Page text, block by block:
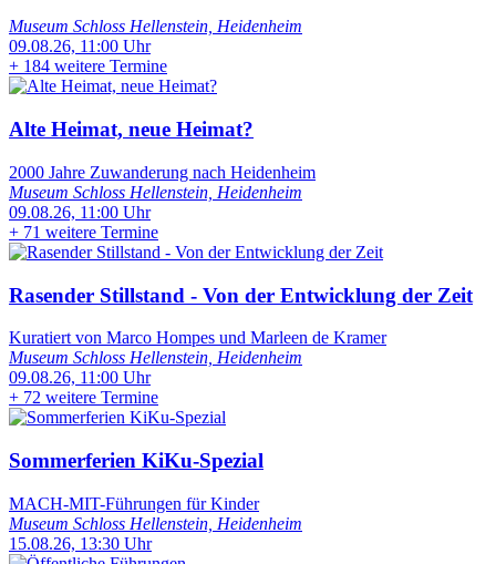
Museum Schloss Hellenstein, Heidenheim
09.08.26, 11:00 Uhr
+ 184 weitere Termine
Alte Heimat, neue Heimat?
2000 Jahre Zuwanderung nach Heidenheim
Museum Schloss Hellenstein, Heidenheim
09.08.26, 11:00 Uhr
+ 71 weitere Termine
Rasender Stillstand - Von der Entwicklung der Zeit
Kuratiert von Marco Hompes und Marleen de Kramer
Museum Schloss Hellenstein, Heidenheim
09.08.26, 11:00 Uhr
+ 72 weitere Termine
Sommerferien KiKu-Spezial
MACH-MIT-Führungen für Kinder
Museum Schloss Hellenstein, Heidenheim
15.08.26, 13:30 Uhr